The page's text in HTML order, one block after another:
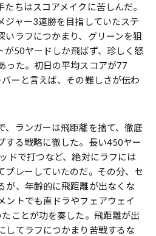
ちはスコアメイクに苦しんだ。
ジャー3連勝を目指していたステ
いラフにつかまり、グリーンを狙
が50ヤードしか飛ばず、珍しく怒
った。初日の平均スコアが77
ーと言えば、その難しさが伝わ
、ランガーは飛距離を捨て、徹底
する戦略に徹した。長い450ヤー
ドで打つなど、絶対にラフには
プレーしていたのだ。その分、セ
が、年齢的に飛距離が出なくな
ントでも直ドラやフェアウェイ
ことが功を奏した。飛距離が出
してラフにつかまり苦戦するな